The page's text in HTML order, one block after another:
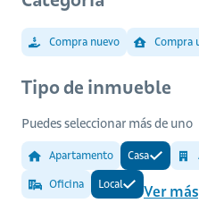
Compra nuevo Compra
Tipo de inmueble
Puedes seleccionar más de uno
Apartamento Casa
Oficina Local Ver más